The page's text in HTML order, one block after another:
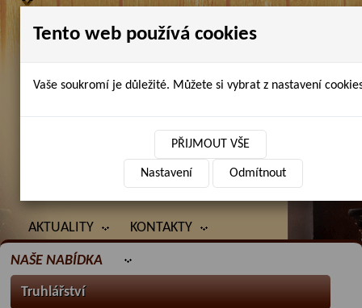
AKTUALITY KONTAKTY
NAŠE NABÍDKA
Truhlářství
Tento web používá cookies
Vaše soukromí je důležité. Můžete si vybrat z nastavení
PŘIJMOUT VŠE
Nastavení Odmítnout